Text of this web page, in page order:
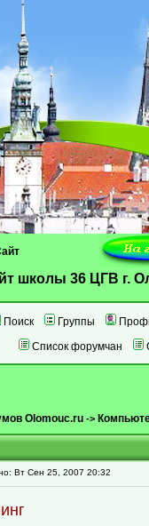
школы 36 ЦГВ г.
Поиск Группы
Список форумчан
Olomouc.ru ->
Вт Сен 25, 2007 20:32